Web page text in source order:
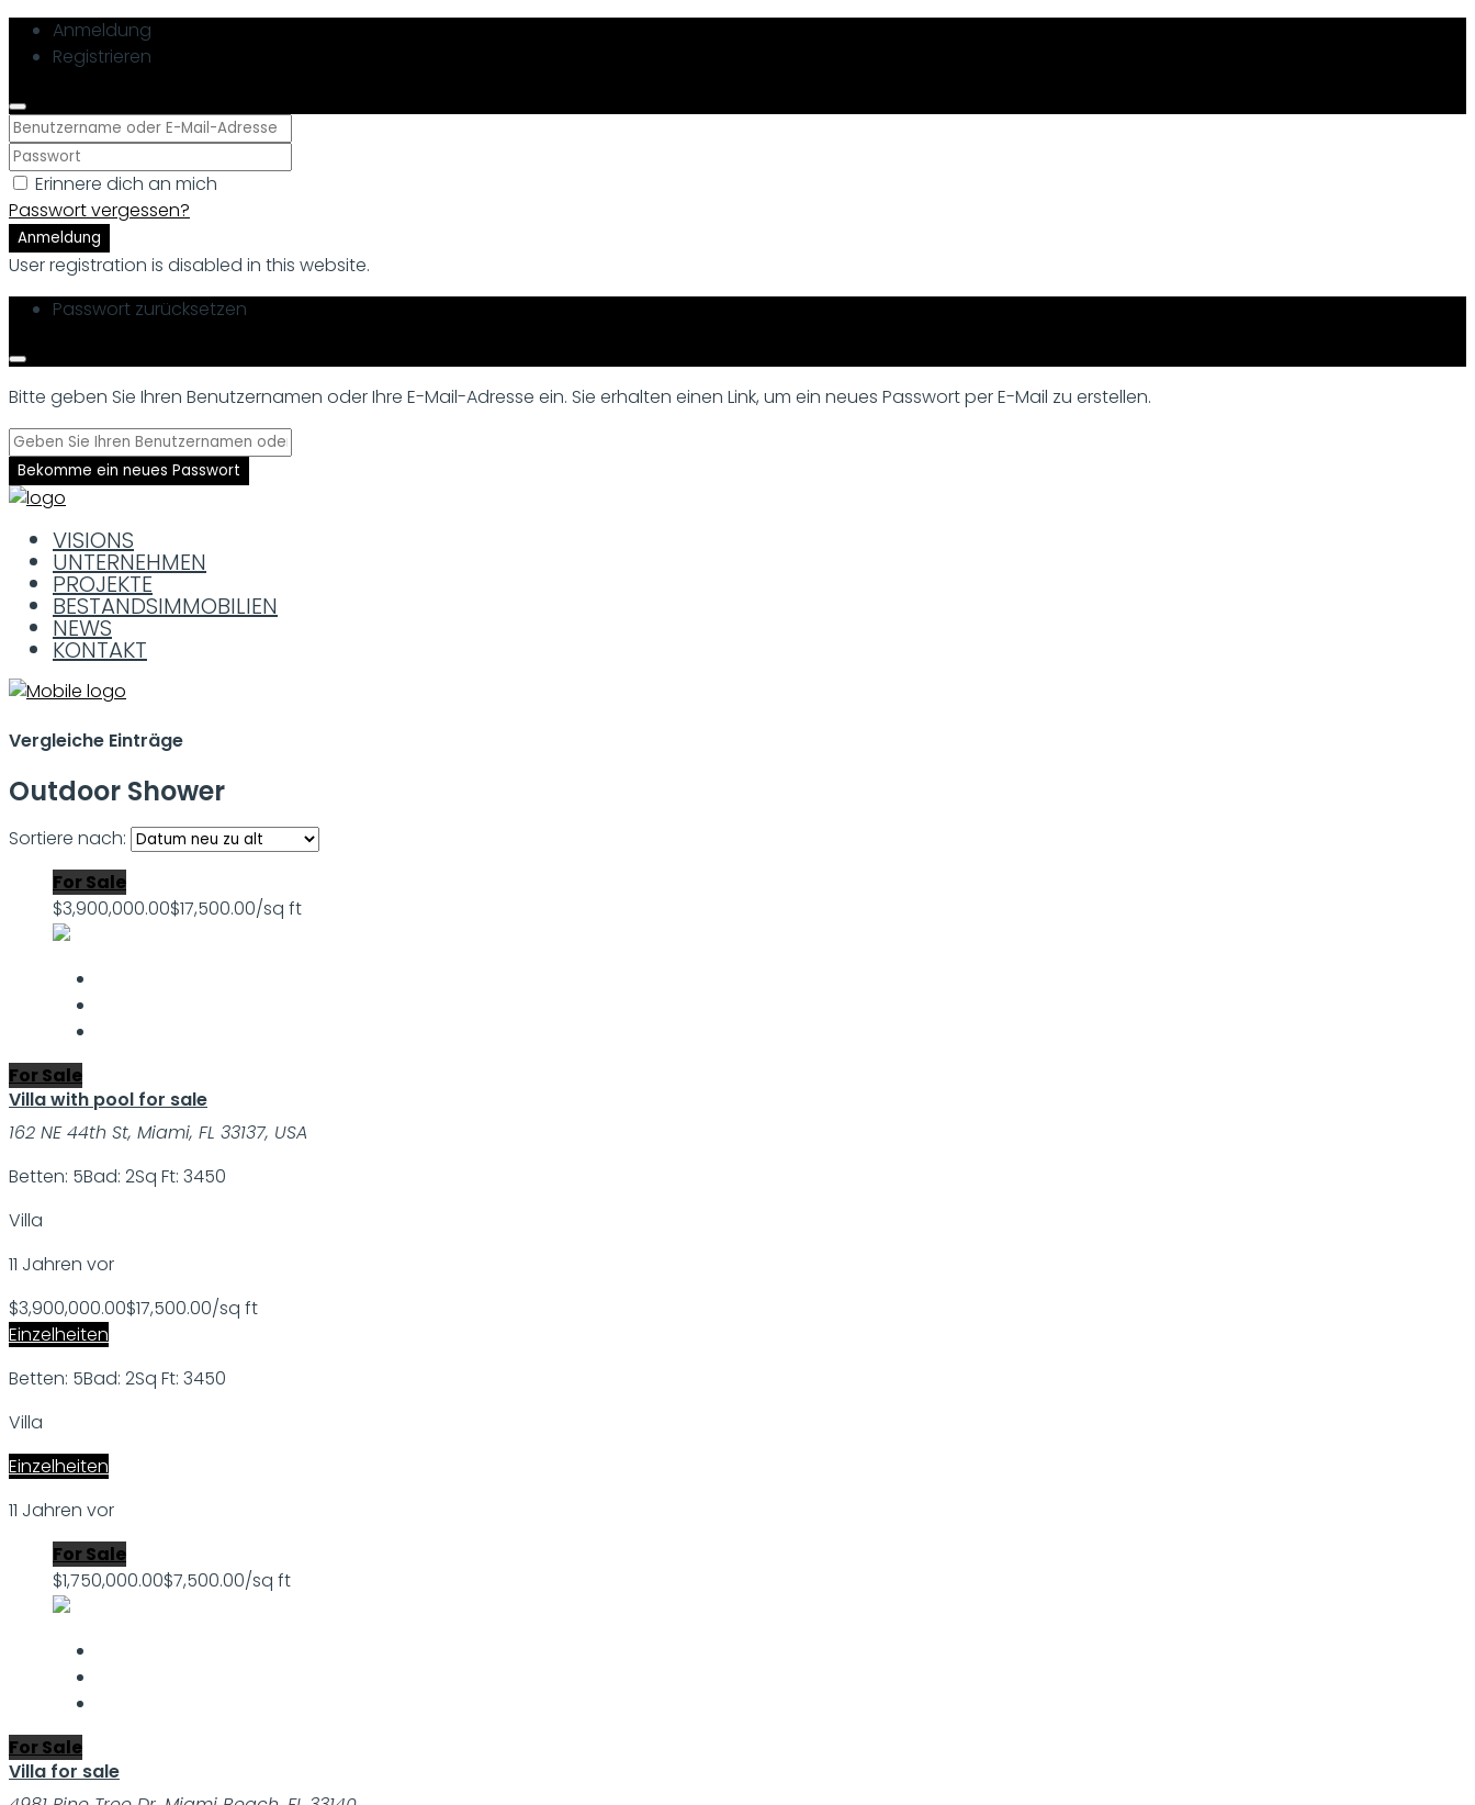
Anmeldung
Registrieren
Erinnere dich an mich
Passwort vergessen?
Anmeldung
User registration is disabled in this website.
Passwort zurücksetzen
Bitte geben Sie Ihren Benutzernamen oder Ihre E-Mail-Adresse ein. Sie erhalten einen Link, um ein neues Passwort per E-Mail zu erstellen.
Bekomme ein neues Passwort
VISIONS
UNTERNEHMEN
PROJEKTE
BESTANDSIMMOBILIEN
NEWS
KONTAKT
Vergleiche Einträge
Outdoor Shower
Sortiere nach:
For Sale
$3,900,000.00$17,500.00/sq ft
For Sale
Villa with pool for sale
162 NE 44th St, Miami, FL 33137, USA
Betten: 5Bad: 2Sq Ft: 3450
Villa
11 Jahren vor
$3,900,000.00$17,500.00/sq ft
Einzelheiten
Betten: 5Bad: 2Sq Ft: 3450
Villa
Einzelheiten
11 Jahren vor
For Sale
$1,750,000.00$7,500.00/sq ft
For Sale
Villa for sale